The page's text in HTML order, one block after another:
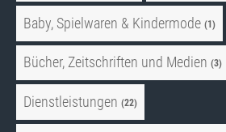
Baby, Spielwaren & Kindermode (1)
Bücher, Zeitschriften und Medien (3)
Dienstleistungen (22)